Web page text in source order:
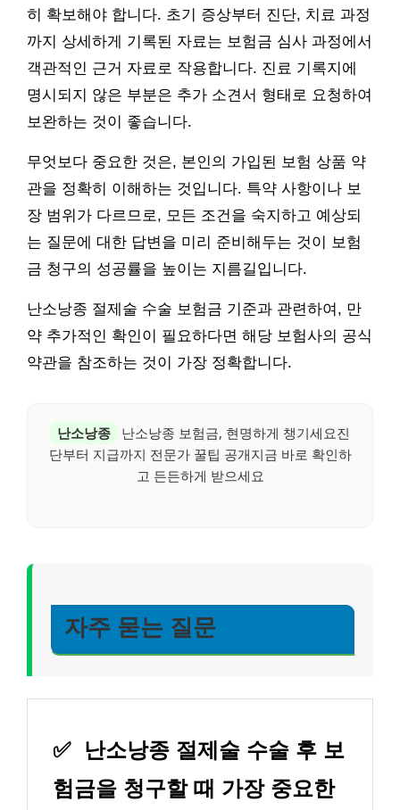
히 확보해야 합니다. 초기 증상부터 진단, 치료 과정
까지 상세하게 기록된 자료는 보험금 심사 과정에서
객관적인 근거 자료로 작용합니다. 진료 기록지에
명시되지 않은 부분은 추가 소견서 형태로 요청하여
보완하는 것이 좋습니다.
무엇보다 중요한 것은, 본인의 가입된 보험 상품 약
관을 정확히 이해하는 것입니다. 특약 사항이나 보
장 범위가 다르므로, 모든 조건을 숙지하고 예상되
는 질문에 대한 답변을 미리 준비해두는 것이 보험
금 청구의 성공률을 높이는 지름길입니다.
난소낭종 절제술 수술 보험금 기준과 관련하여, 만
약 추가적인 확인이 필요하다면 해당 보험사의 공식
약관을 참조하는 것이 가장 정확합니다.
난소낭종
난소낭종 보험금, 현명하게 챙기세요진
단부터 지급까지 전문가 꿀팁 공개지금 바로 확인하
고 든든하게 받으세요
자주 묻는 질문
✅
난소낭종 절제술 수술 후 보
험금을 청구할 때 가장 중요한